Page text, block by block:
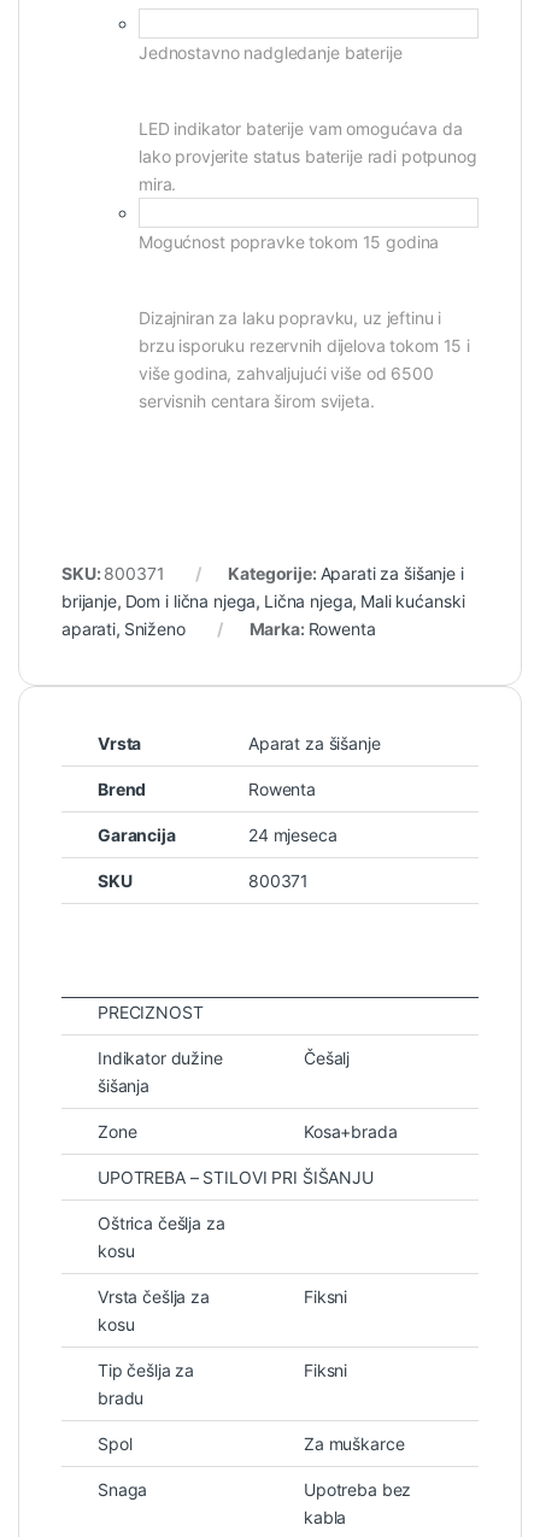
Jednostavno nadgledanje baterije
LED indikator baterije vam omogućava da
lako provjerite status baterije radi potpunog
mira.
Mogućnost popravke tokom 15 godina
Dizajniran za laku popravku, uz jeftinu i
brzu isporuku rezervnih dijelova tokom 15 i
više godina, zahvaljujući više od 6500
servisnih centara širom svijeta.
SKU: 800371 Kategorije: Aparati za šišanje i
brijanje, Dom i lična njega, Lična njega, Mali kućanski
aparati, Sniženo Marka: Rowenta
Vrsta Aparat za šišanje
Brend Rowenta
Garancija 24 mjeseca
SKU 800371
PRECIZNOST
Indikator dužine
šišanja
Češalj
Zone Kosa+brada
UPOTREBA – STILOVI PRI ŠIŠANJU
Oštrica češlja za
kosu
Vrsta češlja za
kosu
Fiksni
Tip češlja za
bradu
Fiksni
Spol Za muškarce
Snaga
Upotreba bez
kabla